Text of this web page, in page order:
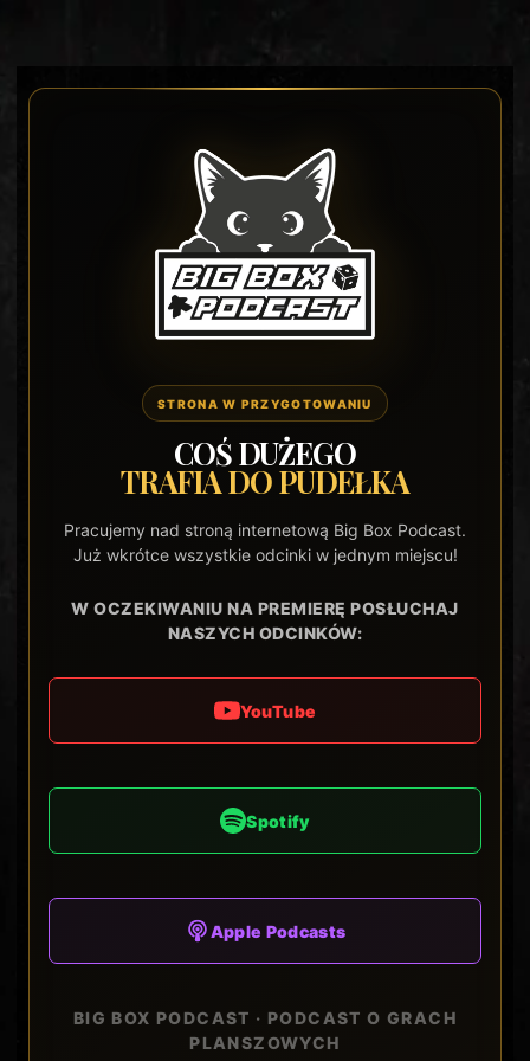
STRONA W PRZYGOTOWANIU
COŚ DUŻEGO
TRAFIA DO PUDEŁKA
Pracujemy nad stroną internetową Big Box Podcast.
Już wkrótce wszystkie odcinki w jednym miejscu!
W OCZEKIWANIU NA PREMIERĘ POSŁUCHAJ
NASZYCH ODCINKÓW:
YouTube
Spotify
Apple Podcasts
BIG BOX PODCAST · PODCAST O GRACH
PLANSZOWYCH